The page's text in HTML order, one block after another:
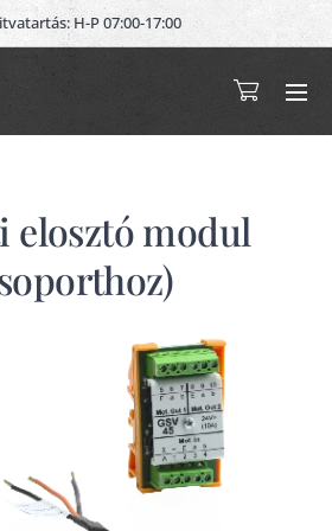
H-P 07:00-17:00
elosztó modul